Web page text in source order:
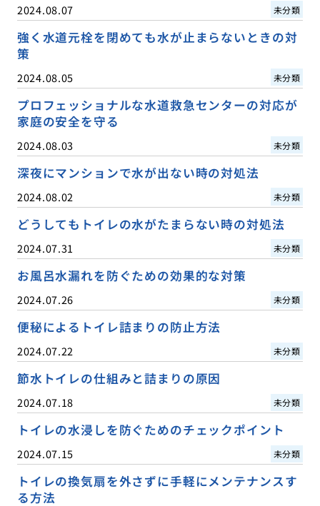
2024.08.07 未分類
強く水道元栓を閉めても水が止まらないときの対
策
2024.08.05 未分類
プロフェッショナルな水道救急センターの対応が
家庭の安全を守る
2024.08.03 未分類
深夜にマンションで水が出ない時の対処法
2024.08.02 未分類
どうしてもトイレの水がたまらない時の対処法
2024.07.31 未分類
お風呂水漏れを防ぐための効果的な対策
2024.07.26 未分類
便秘によるトイレ詰まりの防止方法
2024.07.22 未分類
節水トイレの仕組みと詰まりの原因
2024.07.18 未分類
トイレの水浸しを防ぐためのチェックポイント
2024.07.15 未分類
トイレの換気扇を外さずに手軽にメンテナンスす
る方法